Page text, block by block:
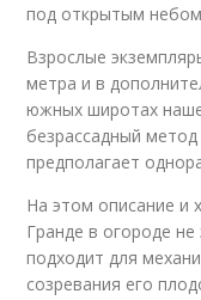
под открытым
Взрослые
метра и в
южных широтах
безрассадный
предполагает
На этом описание и
Гранде в огороде
подходит для
созревания его